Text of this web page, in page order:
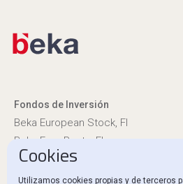
Fondos de Inversión
Beka European Stock, FI
Beka Euro Renta, FI
Cookies
Utilizamos cookies propias y de terceros